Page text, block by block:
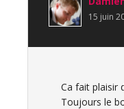
15 juin
Ca fait plaisir
Toujours le